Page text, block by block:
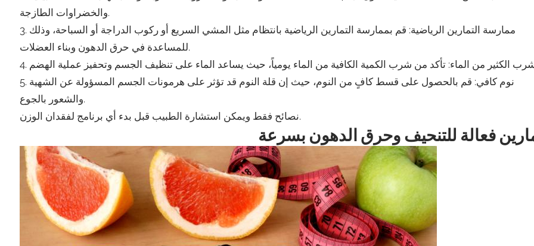
والخضراوات الطازجة.
3. ممارسة التمارين الرياضية: قم بممارسة التمارين الرياضية بانتظام مثل المشي السريع أو ركوب الدراجة أو السباحة، وذلك
للمساعدة في حرق الدهون وبناء العضلات.
5. نوم كافي: قم بالحصول على قسط كافٍ من النوم، حيث إن قلة النوم قد تؤثر على هرمونات الجسم المسؤولة عن الشهية
والشعور بالجوع.
نصائح فقط ويمكن استشارة الطبيب قبل بدء أي برنامج لفقدان الوزن.
فعالة للتنحيف وحرق الدهون بسرعة